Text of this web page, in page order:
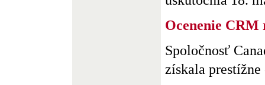
Ocenenie CRM
Spoločnosť
získala prestížne